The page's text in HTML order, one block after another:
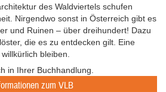
des Waldviertels schufen
Nirgendwo sonst in Österreich gibt es
und Ruinen – über dreihundert! Dazu
die es zu entdecken gilt. Eine
bleiben.
in Ihrer Buchhandlung.
zum VLB